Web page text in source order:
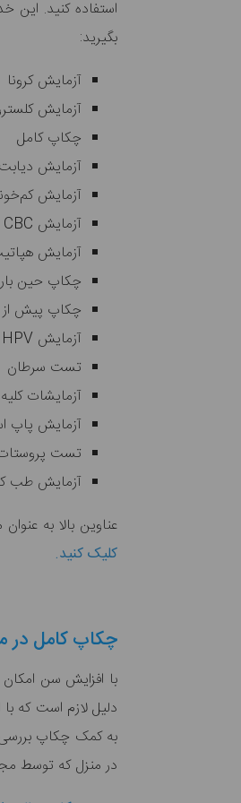
استفاده کنید. این
بگیرید:
آزمایش کرونا
آزمایش
چکاپ کامل
آزمایش دیابت
آزمایش
آزمایش CBC (آزمایش شمارش کامل خون)
آزمایش
چکاپ حین
چکاپ پیش از
آزمایش HPV
تست سرطان
آزمایشات کلیه
آزمایش پاپ
تست
آزمایش طب
عناوین بالا به
کلیک کنید.
چکاپ کامل در
با افزایش سن امکان
دلیل لازم است که
به کمک چکاپ بررسی
در منزل که توسط